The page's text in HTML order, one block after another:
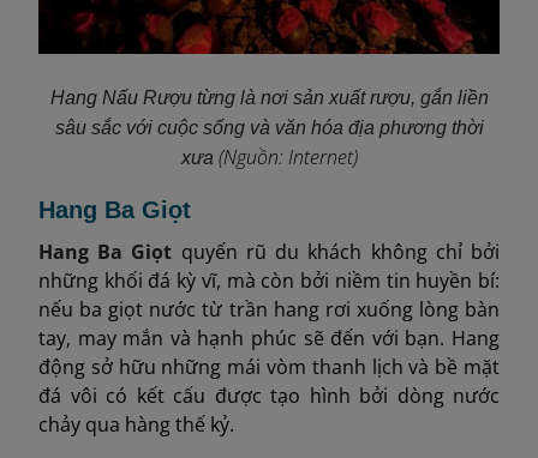
Hang Nấu Rượu từng là nơi sản xuất rượu, gắn liền
sâu sắc với cuộc sống và văn hóa địa phương thời
xưa (Nguồn: Internet)
Hang Ba Giọt
Hang Ba Giọt quyến rũ du khách không chỉ bởi
những khối đá kỳ vĩ, mà còn bởi niềm tin huyền bí:
nếu ba giọt nước từ trần hang rơi xuống lòng bàn
tay, may mắn và hạnh phúc sẽ đến với bạn. Hang
động sở hữu những mái vòm thanh lịch và bề mặt
đá vôi có kết cấu được tạo hình bởi dòng nước
chảy qua hàng thế kỷ.